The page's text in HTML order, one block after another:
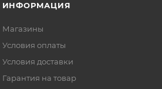
ИНФОРМАЦИЯ
Магазины
Условия оплаты
Условия доставки
Гарантия на товар